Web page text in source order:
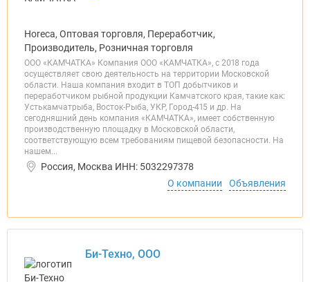
Horeca, Оптовая торговля, Переработчик,
Производитель, Розничная торговля
ООО «КАМЧАТКА» Компания ООО «КАМЧАТКА», с 2018 года
осуществляет свою деятельность на территории Московской
области. Наша компания входит в ТОП добытчиков и
переработчиком рыбной продукции Камчатского края, такие как:
Устькамчатрыба, Восток-Рыба, УКР, Город-415 и др. На
сегодняшний день компания «КАМЧАТКА», имеет собственную
производственную площадку в Московской области,
соответствующую всем требованиям пищевой безопасности. На
нашем...
Россия, Москва ИНН: 5032297378
О компании
Объявления
Би-Техно, ООО